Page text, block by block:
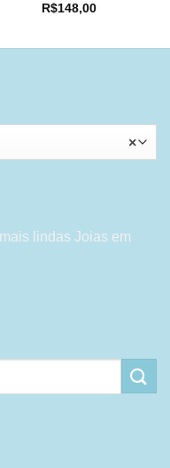
R$148,00
×
lindas Joias em